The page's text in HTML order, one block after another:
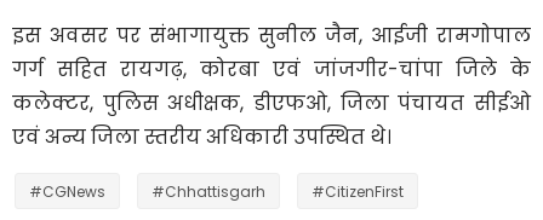
इस अवसर पर संभागायुक्त सुनील जैन, आईजी रामगोपाल
गर्ग सहित रायगढ़, कोरबा एवं जांजगीर-चांपा जिले के
कलेक्टर, पुलिस अधीक्षक, डीएफओ, जिला पंचायत सीईओ
एवं अन्य जिला स्तरीय अधिकारी उपस्थित थे।
#CGNews #Chhattisgarh #CitizenFirst